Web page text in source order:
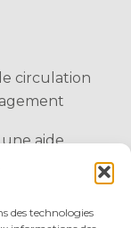
des technologies
circulation
aide
renonçant